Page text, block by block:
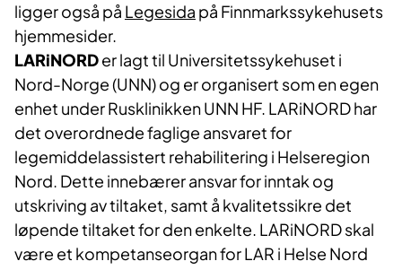
ligger også på Legesida på Finnmarkssykehusets
hjemmesider.
LARiNORDer lagt til Universitetssykehuset i
Nord-Norge (UNN) og er organisert som en egen
enhet under Rusklinikken UNN HF. LARiNORD har
det overordnede faglige ansvaret for
legemiddelassistert rehabilitering i Helseregion
Nord. Dette innebærer ansvar for inntak og
utskriving av tiltaket, samt å kvalitetssikre det
løpende tiltaket for den enkelte. LARiNORD skal
være et kompetanseorgan for LAR i Helse Nord